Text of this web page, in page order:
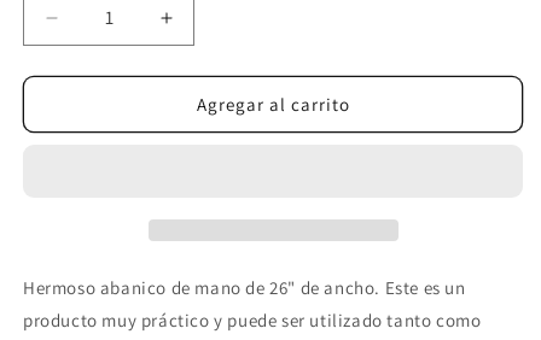
Reducir
cantidad
para
Aumentar
cantidad
para
Rosas
Agregar al carrito
Hermoso abanico de mano de 26" de ancho. Este es un
producto muy práctico y puede ser utilizado tanto como